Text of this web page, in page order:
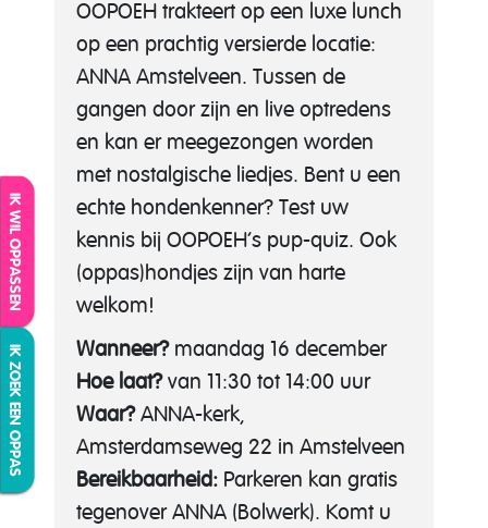
IK WIL OPPASSEN
IK ZOEK EEN OPPAS
OOPOEH trakteert op een luxe lunch
op een prachtig versierde locatie:
ANNA Amstelveen. Tussen de
gangen door zijn en live optredens
en kan er meegezongen worden
met nostalgische liedjes. Bent u een
echte hondenkenner? Test uw
kennis bij OOPOEH’s pup-quiz. Ook
(oppas)hondjes zijn van harte
welkom!
Wanneer?maandag 16 december
Hoe laat?van 11:30 tot 14:00 uur
Waar?ANNA-kerk,
Amsterdamseweg 22 in Amstelveen
Bereikbaarheid: Parkeren kan gratis
tegenover ANNA (Bolwerk). Komt u